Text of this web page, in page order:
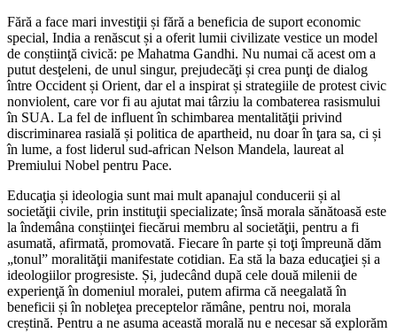
Fără a face mari investiţii și fără a beneficia de suport economic
special, India a renăscut și a oferit lumii civilizate vestice un model
de conștiinţă civică: pe Mahatma Gandhi. Nu numai că acest om a
putut desţeleni, de unul singur, prejudecăţi și crea punţi de dialog
între Occident și Orient, dar el a inspirat și strategiile de protest civic
nonviolent, care vor fi au ajutat mai târziu la combaterea rasismului
în SUA. La fel de influent în schimbarea mentalităţii privind
discriminarea rasială și politica de apartheid, nu doar în ţara sa, ci și
în lume, a fost liderul sud-african Nelson Mandela, laureat al
Premiului Nobel pentru Pace.
Educaţia și ideologia sunt mai mult apanajul conducerii și al
societăţii civile, prin instituţii specializate; însă morala sănătoasă este
la îndemâna conștiinţei fiecărui membru al societăţii, pentru a fi
asumată, afirmată, promovată. Fiecare în parte și toţi împreună dăm
„tonul” moralităţii manifestate cotidian. Ea stă la baza educaţiei și a
ideologiilor progresiste. Și, judecând după cele două milenii de
experienţă în domeniul moralei, putem afirma că neegalată în
beneficii și în nobleţea preceptelor rămâne, pentru noi, morala
creștină. Pentru a ne asuma această morală nu e necesar să explorăm